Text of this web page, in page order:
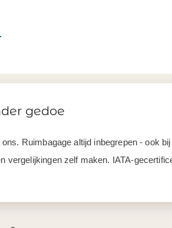
gedoe
Ruimbagage altijd inbegrepen - ook
vergelijkingen zelf maken. IATA-